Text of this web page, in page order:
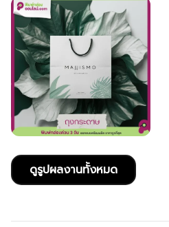
ดูรูปผลงานทั้งหมด